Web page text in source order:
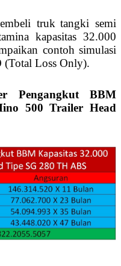
truk tangki semi
kapasitas 32.000
contoh simulasi
(Total Loss Only).
Pengangkut BBM
500 Trailer Head